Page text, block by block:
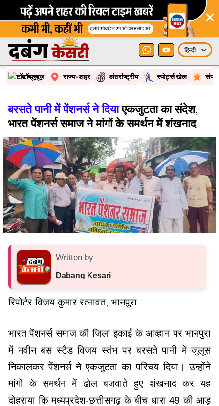
×
टॉप न्यूज़ राज्य-शहर अंतर्राष्ट्रीय स्पोर्ट्स खेल
बरसते पानी में पेंशनर्स ने दियाएकजुटता का संदेश,
भारत पेंशनर्स समाज ने मांगों के समर्थन में शंखनाद
Written by
Dabang Kesari
रिपोर्टर विजय कुमार रत्नावत, भानपुरा
भारत पेंशनर्स समाज की जिला इकाई के आव्हान पर भानपुरा
में नवीन बस स्टैंड विजय स्तंभ पर बरसते पानी में जुलूस
निकालकर पेंशनर्स ने एकजुटता का परिचय दिया। उन्होंने
मांगों के समर्थन में ढोल बजवाते हुए शंखनाद कर यह
दोहराया कि मध्यप्रदेश-छत्तीसगढ़ के बीच धारा 49 की आड़